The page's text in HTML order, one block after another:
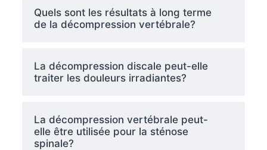
Quels sont les résultats à long terme
de la décompression vertébrale?
La décompression discale peut-elle
traiter les douleurs irradiantes?
La décompression vertébrale peut-
elle être utilisée pour la sténose
spinale?